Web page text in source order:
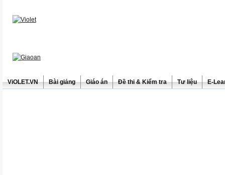
ViOLET.VN Bài giảng Giáo án Đề thi & Kiểm tra Tư liệu E-